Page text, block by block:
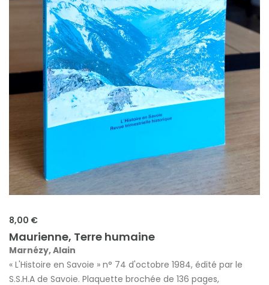
8,00 €
Maurienne, Terre humaine
Marnézy, Alain
« L'Histoire en Savoie » n° 74 d'octobre 1984, édité par le
S.S.H.A de Savoie. Plaquette brochée de 136 pages,